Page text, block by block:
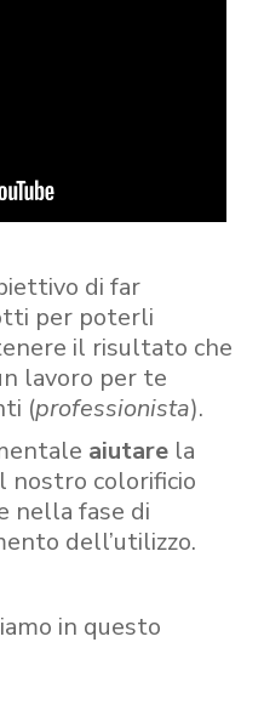
di far
per poterli
il risultato che
lavoro per te
(professionista).
aiutare la
nostro colorificio
nella fase di
dell’utilizzo.
in questo